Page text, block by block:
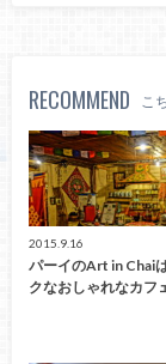
RECOMMEND こ
2015.9.16
パーイのArt in Chai
クなおしゃれなカフ